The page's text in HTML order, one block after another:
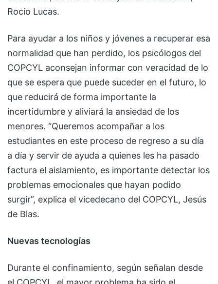
Rocío Lucas.
Para ayudar a los niños y jóvenes a recuperar esa
normalidad que han perdido, los psicólogos del
COPCYL aconsejan informar con veracidad de lo
que se espera que puede suceder en el futuro, lo
que reducirá de forma importante la
incertidumbre y aliviará la ansiedad de los
menores. “Queremos acompañar a los
estudiantes en este proceso de regreso a su día
a día y servir de ayuda a quienes les ha pasado
factura el aislamiento, es importante detectar los
problemas emocionales que hayan podido
surgir”, explica el vicedecano del COPCYL, Jesús
de Blas.
Nuevas tecnologías
Durante el confinamiento, según señalan desde